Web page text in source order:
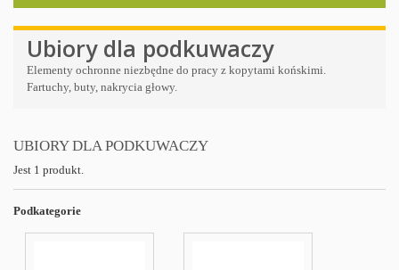
Ubiory dla podkuwaczy
Elementy ochronne niezbędne do pracy z kopytami końskimi.
Fartuchy, buty, nakrycia głowy.
UBIORY DLA PODKUWACZY
Jest 1 produkt.
Podkategorie